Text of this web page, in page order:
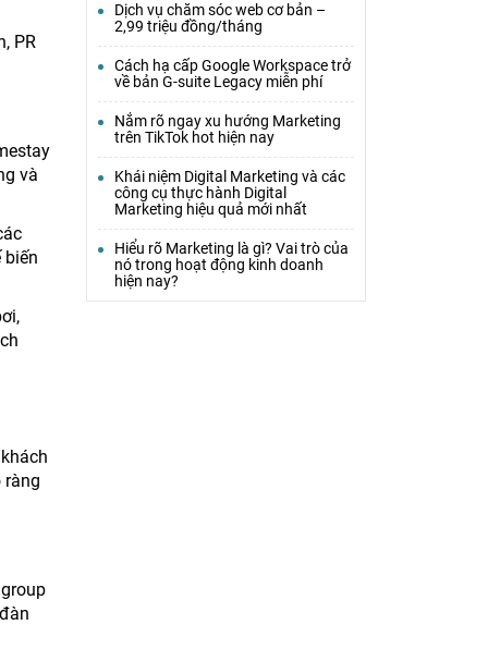
PR
và
biến
ràng
Dịch vụ chăm sóc web cơ bản –
2,99 triệu đồng/tháng
Cách hạ cấp Google Workspace trở
về bản G-suite Legacy miễn phí
Nắm rõ ngay xu hướng Marketing
trên TikTok hot hiện nay
Khái niệm Digital Marketing và các
công cụ thực hành Digital
Marketing hiệu quả mới nhất
Hiểu rõ Marketing là gì? Vai trò của
nó trong hoạt động kinh doanh
hiện nay?